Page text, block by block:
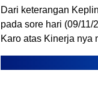
Dari keterangan
pada sore hari (09/
Karo atas Kinerja nya